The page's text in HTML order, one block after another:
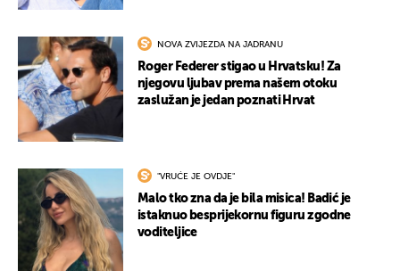
NOVA ZVIJEZDA NA JADRANU
Roger Federer stigao u Hrvatsku! Za
njegovu ljubav prema našem otoku
zaslužan je jedan poznati Hrvat
"VRUĆE JE OVDJE"
Malo tko zna da je bila misica! Badić je
istaknuo besprijekornu figuru zgodne
voditeljice